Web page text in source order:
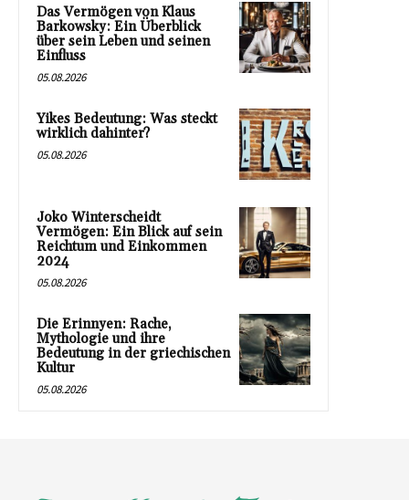
Das Vermögen von Klaus
Barkowsky: Ein Überblick
über sein Leben und seinen
Einfluss
05.08.2026
Yikes Bedeutung: Was steckt
wirklich dahinter?
05.08.2026
Joko Winterscheidt
Vermögen: Ein Blick auf sein
Reichtum und Einkommen
2024
05.08.2026
Die Erinnyen: Rache,
Mythologie und ihre
Bedeutung in der griechischen
Kultur
05.08.2026